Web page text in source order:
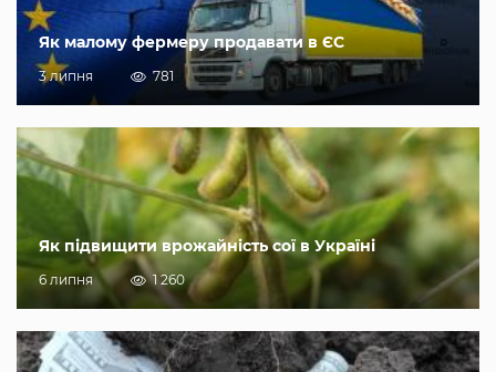
Як малому фермеру продавати в ЄС
3 липня 781
Як підвищити врожайність сої в Україні
6 липня 1 260